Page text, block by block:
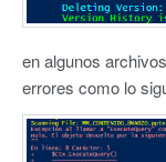
en algunos
errores como lo